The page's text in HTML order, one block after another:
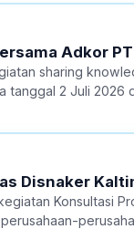
Adkor
sharing
tanggal 2 Juli 2026
Disnaker
Konsultasi